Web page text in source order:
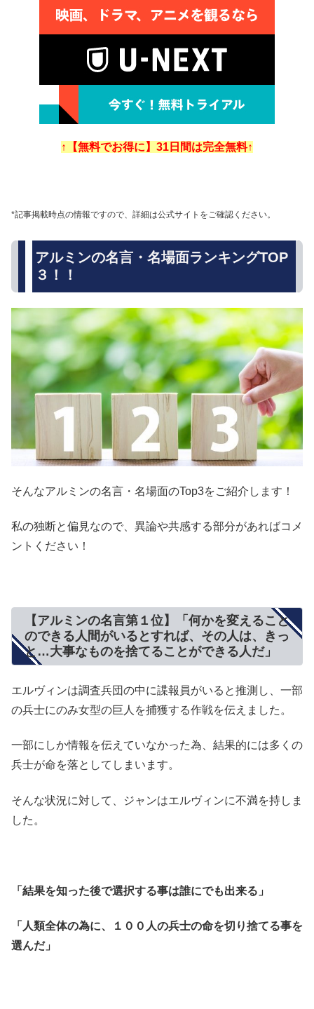
↑【無料でお得に】31日間は完全無料↑
*記事掲載時点の情報ですので、詳細は公式サイトをご確認ください。
アルミンの名言・名場面ランキングTOP
３！！
そんなアルミンの名言・名場面のTop3をご紹介します！
私の独断と偏見なので、異論や共感する部分があればコメ
ントください！
【アルミンの名言第１位】「何かを変えること
のできる人間がいるとすれば、その人は、きっ
と…大事なものを捨てることができる人だ」
エルヴィンは調査兵団の中に諜報員がいると推測し、一部
の兵士にのみ女型の巨人を捕獲する作戦を伝えました。
一部にしか情報を伝えていなかった為、結果的には多くの
兵士が命を落としてしまいます。
そんな状況に対して、ジャンはエルヴィンに不満を持しま
した。
「結果を知った後で選択する事は誰にでも出来る」
「人類全体の為に、１００人の兵士の命を切り捨てる事を
選んだ」